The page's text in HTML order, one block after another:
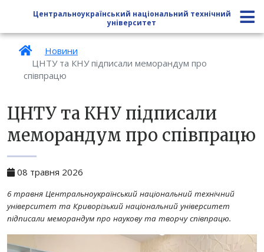
Центральноукраїнський національний технічний
університет
Новини
ЦНТУ та КНУ підписали меморандум про
співпрацю
ЦНТУ та КНУ підписали
меморандум про співпрацю
08 травня 2026
6 травня Центральноукраїнський національний технічний
університет та Криворізький національний університет
підписали меморандум про наукову та творчу співпрацю.